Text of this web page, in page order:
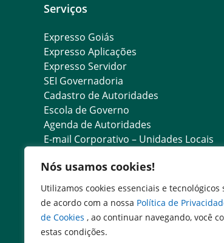
Nós usamos cookies!
Utilizamos cookies essenciais e tecnológicos
de acordo com a nossa Política de
de Cookies , ao continuar navegando, você
estas condições.
Serviços
Expresso Goiás
Expresso Aplicações
Expresso Servidor
SEI Governadoria
Cadastro de Autoridades
Escola de Governo
Agenda de Autoridades
E-mail Corporativo – Unidades Locais
Consulta de Estabelecimentos
Validação de Declaração de Dados
Validação de ATV/PTV de Outros UF’s
Consulta de GTA
Recadastramento Anual do Servidor